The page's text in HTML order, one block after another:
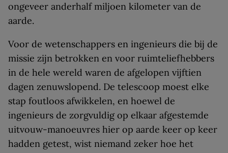
ongeveer anderhalf miljoen kilometer van de
aarde.
Voor de wetenschappers en ingenieurs die bij de
missie zijn betrokken en voor ruimteliefhebbers
in de hele wereld waren de afgelopen vijftien
dagen zenuwslopend. De telescoop moest elke
stap foutloos afwikkelen, en hoewel de
ingenieurs de zorgvuldig op elkaar afgestemde
uitvouw-manoeuvres hier op aarde keer op keer
hadden getest, wist niemand zeker hoe het